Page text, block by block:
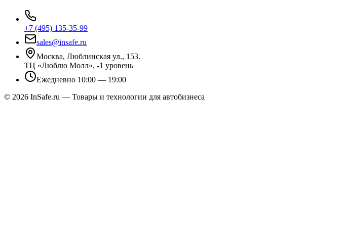
+7 (495) 135-35-99
sales@insafe.ru
Москва, Люблинская ул., 153.
ТЦ «Люблю Молл», -1 уровень
Ежедневно 10:00 — 19:00
© 2026 InSafe.ru — Товары и технологии для автобизнеса